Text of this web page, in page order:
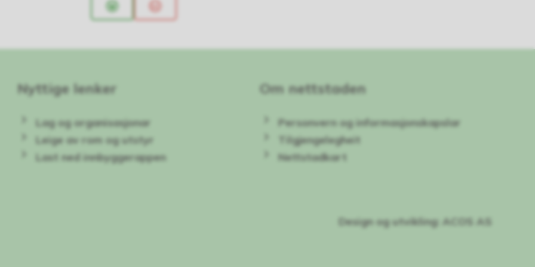
Ja Nei
Nyttige lenker
Lag og organisasjonar
Leige av rom og utstyr
Last ned innbyggerappen
Om nettstaden
Personvern og informasjonskapslar
Tilgjengelegheit
Nettstadkart
Design og utvikling: ACOS AS